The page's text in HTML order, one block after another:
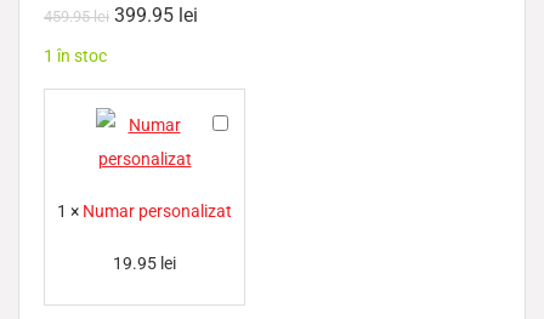
459.95lei 399.95 lei
1 în stoc
N
1 × Numar personalizat
19.95 lei